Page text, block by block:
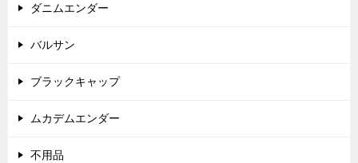
ダニムエンダー
バルサン
ブラックキャップ
ムカデムエンダー
不用品